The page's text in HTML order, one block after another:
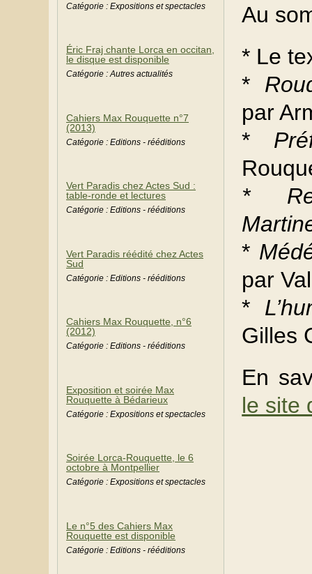
Catégorie : Expositions et spectacles
Éric Fraj chante Lorca en occitan,
le disque est disponible
Catégorie : Autres actualités
Cahiers Max Rouquette n°7
(2013)
Catégorie : Editions - rééditions
Vert Paradis chez Actes Sud :
table-ronde et lectures
Catégorie : Editions - rééditions
Vert Paradis réédité chez Actes
Sud
Catégorie : Editions - rééditions
Cahiers Max Rouquette, n°6
(2012)
Catégorie : Editions - rééditions
Exposition et soirée Max
Rouquette à Bédarieux
Catégorie : Expositions et spectacles
Soirée Lorca-Rouquette, le 6
octobre à Montpellier
Catégorie : Expositions et spectacles
Le n°5 des Cahiers Max
Rouquette est disponible
Catégorie : Editions - rééditions
Au
* Le
*
par
*
*
*
par
*
Gilles
En
le site